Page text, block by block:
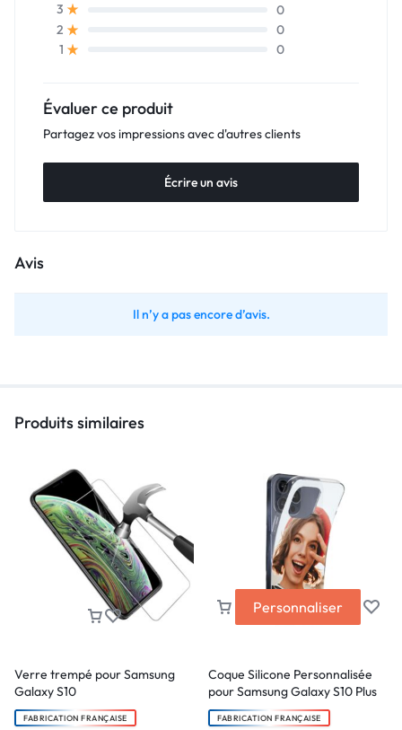
3
0
2
0
1
0
Évaluer ce produit
Partagez vos impressions avec d'autres clients
Écrire un avis
Avis
Il n’y a pas encore d’avis.
Produits similaires
Verre trempé pour Samsung
Galaxy S10
FABRICATION FRANÇAISE
Personnaliser
Coque Silicone Personnalisée
pour Samsung Galaxy S10 Plus
FABRICATION FRANÇAISE